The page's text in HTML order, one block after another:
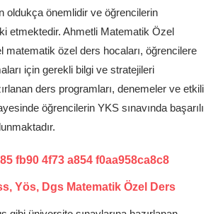
oldukça önemlidir ve öğrencilerin
etmektedir. Ahmetli Matematik Özel
matematik özel ders hocaları, öğrencilere
için gerekli bilgi ve stratejileri
ders programları, denemeler ve etkili
öğrencilerin YKS sınavında başarılı
Yös, Dgs Matematik Özel Ders